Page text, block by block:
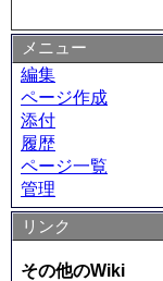
メニュー
編集
ページ作成
添付
履歴
ページ一覧
管理
リンク
その他のWiki